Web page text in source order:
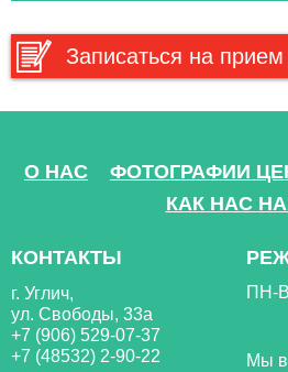
Записаться на прием
О НАС ФОТОГРАФИИ
КАК НАС
КОНТАКТЫ
г. Углич,
ул. Свободы, 33а
+7 (906) 529-07-37
+7 (48532) 2-90-22
ПН-
Мы в